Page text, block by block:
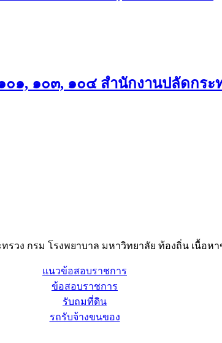
๑, ๑๐๓, ๑๐๔ สำนักงานปลัดกระ
รวง กรม โรงพยาบาล มหาวิทยาลัย ท้องถิ่น เนื้อ
แนวข้อสอบราชการ
ข้อสอบราชการ
รับถมที่ดิน
รถรับจ้างขนของ